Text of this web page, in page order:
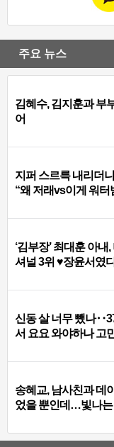
주요 뉴스
김혜수, 김지훈과 부
어
지퍼 스르륵 내리더
“왜 저래vs이게 워터
‘김부장’ 최대훈 아
셔널 3위 ♥장윤서였
신동 살 너무 뺐나
서 요요 와야하나 고
송혜교, 남사친과 데
었을 뿐인데…빛나는